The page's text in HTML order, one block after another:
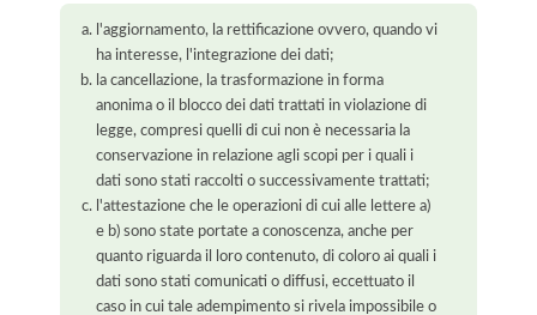
l'aggiornamento, la rettificazione ovvero, quando vi
ha interesse, l'integrazione dei dati;
la cancellazione, la trasformazione in forma
anonima o il blocco dei dati trattati in violazione di
legge, compresi quelli di cui non è necessaria la
conservazione in relazione agli scopi per i quali i
dati sono stati raccolti o successivamente trattati;
l'attestazione che le operazioni di cui alle lettere a)
e b) sono state portate a conoscenza, anche per
quanto riguarda il loro contenuto, di coloro ai quali i
dati sono stati comunicati o diffusi, eccettuato il
caso in cui tale adempimento si rivela impossibile o